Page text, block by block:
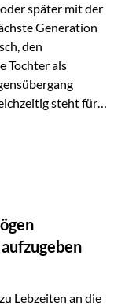
später mit der
Generation
den
Tochter als
steht für
Der überlebende
Police der
Die
Beispiel vor:
Lebzeiten an die